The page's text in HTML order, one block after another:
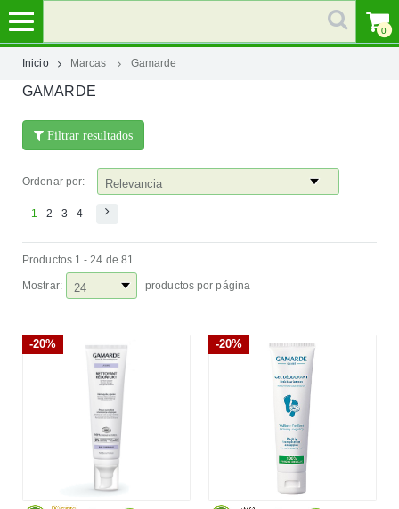
MI
CATEGORÍAS
AYUDA
0
Inicio Marcas Gamarde
GAMARDE
Filtrar resultados
Ordenar por:
1 2 3 4
Productos 1 - 24 de 81
Mostrar: productos por página
-20% -20%